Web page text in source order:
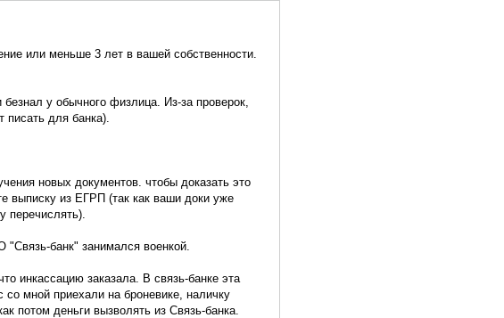
или меньше 3 лет в вашей собственности.
у обычного физлица. Из-за проверок,
писать для банка).
новых документов. чтобы доказать это
выписку из ЕГРП (так как ваши доки уже
перечислять).
"Связь-банк" занимался военкой.
инкассацию заказала. В связь-банке эта
со мной приехали на броневике, наличку
потом деньги вызволять из Связь-банка.